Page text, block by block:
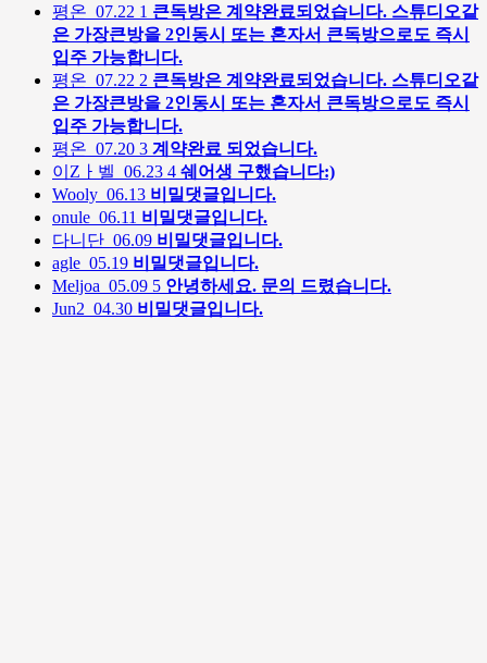
평온 07.22 1 큰독방은 계약완료되었습니다. 스튜디오같
은 가장큰방을 2인동시 또는 혼자서 큰독방으로도 즉시
입주 가능합니다.
평온 07.22 2 큰독방은 계약완료되었습니다. 스튜디오같
은 가장큰방을 2인동시 또는 혼자서 큰독방으로도 즉시
입주 가능합니다.
평온 07.20 3 계약완료 되었습니다.
이Zㅏ벨 06.23 4 쉐어생 구했습니다:)
Wooly 06.13 비밀댓글입니다.
onule 06.11 비밀댓글입니다.
다니단 06.09 비밀댓글입니다.
agle 05.19 비밀댓글입니다.
Meljoa 05.09 5 안녕하세요. 문의 드렸습니다.
Jun2 04.30 비밀댓글입니다.